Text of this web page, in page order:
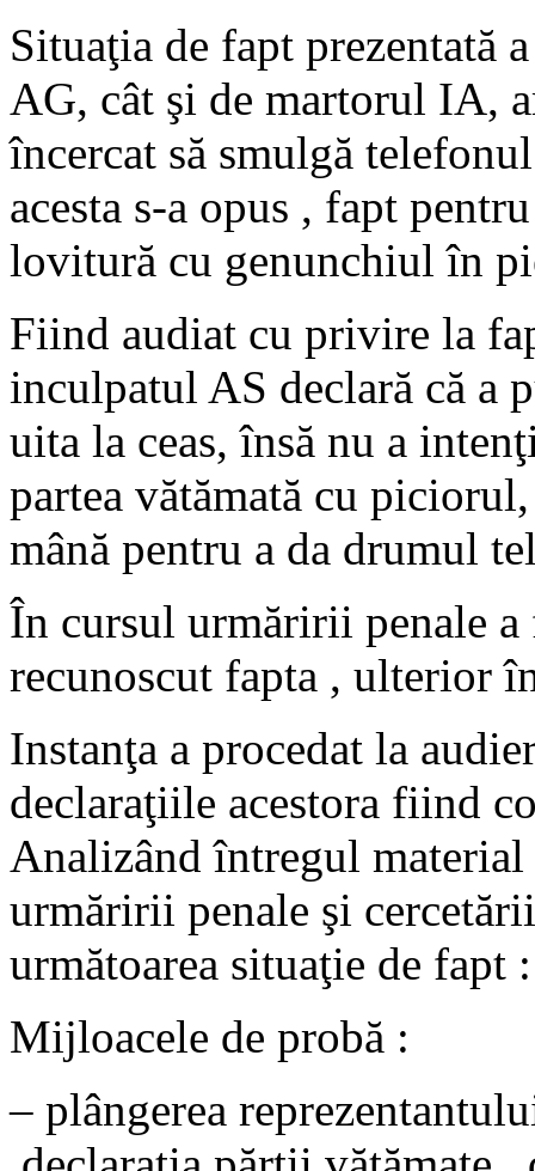
Situaţia de fapt prezentată
AG, cât şi de martorul IA,
încercat să smulgă
acesta s-a opus , fapt
lovitură cu genunchiul în
Fiind audiat cu privire la
inculpatul AS declară că a
uita la ceas, însă nu a
partea vătămată cu
mână pentru a da drumul
În cursul urmăririi penale
recunoscut fapta , ulterior
Instanţa a procedat la
declaraţiile acestora fiind
Analizând întregul
urmăririi penale şi
următoarea situaţie de fapt :
Mijloacele de probă :
– plângerea